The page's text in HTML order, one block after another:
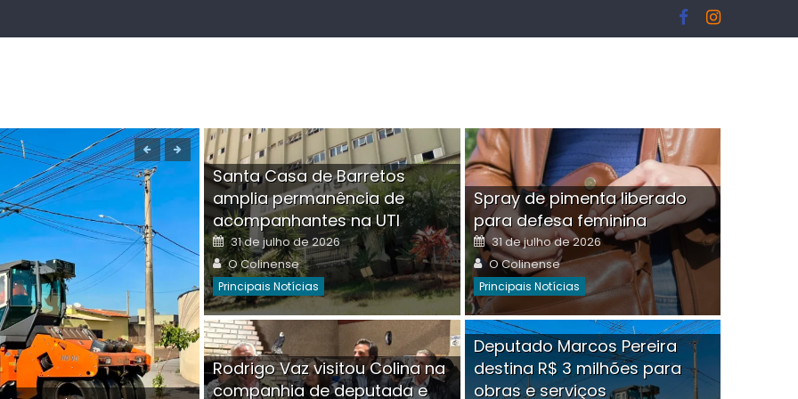
Boutique na Av. Ângelo Martins Tristão é
invadida por criminoso mascarado
Posted
30 de julho de 2026 Author
O Colinense Comment(0)
Santa Casa de Barretos
amplia permanência de
acompanhantes na UTI
Posted
on
31 de julho de 2026
Author
O Colinense
Principais Notícias
Spray de pimenta liberado
para defesa feminina
Posted
on
31 de julho de 2026
Author
O Colinense
Principais Notícias
Rodrigo Vaz visitou Colina na
companhia de deputada e
Deputado Marcos Pereira
destina R$ 3 milhões para
obras e serviços